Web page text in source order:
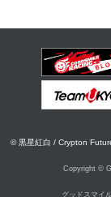
© 黒星紅白 / Crypton
Copyright ©
グッドスマイ